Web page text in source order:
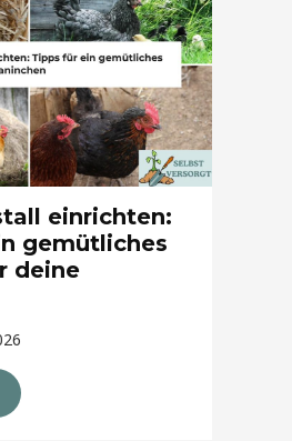
einrichten:
gemütliches
deine